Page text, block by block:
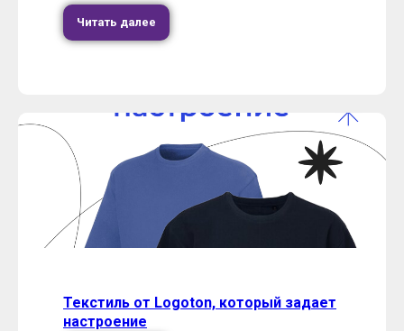
Читать далее
Текстиль от Logoton, который задает
настроение